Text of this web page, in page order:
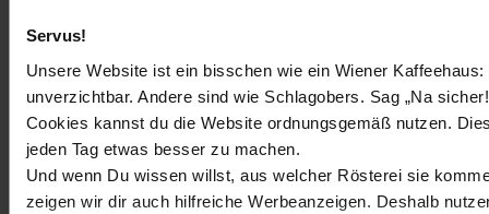
Servus!
Unsere Website ist ein bisschen wie ein Wiener
unverzichtbar. Andere sind wie Schlagobers. Sag „Na
Cookies kannst du die Website ordnungsgemäß nutzen.
jeden Tag etwas besser zu machen.
Und wenn Du wissen willst, aus welcher Rösterei sie
zeigen wir dir auch hilfreiche Werbeanzeigen. Deshalb
Kopfhörern
Trends & Technologien Marc - 2. August 2026
Homematic IP Kamera: Die neue Kamerafamilie im Überblick
Smarte Sicherheit Marc - 1. August 2026
MEHR LADEN